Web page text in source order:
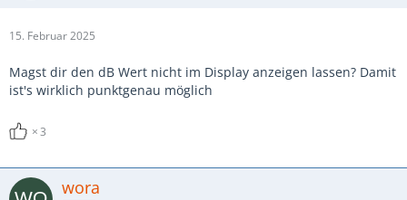
15. Februar 2025
Magst dir den dB Wert nicht im Display anzeigen lassen? Damit
ist's wirklich punktgenau möglich
3
wora